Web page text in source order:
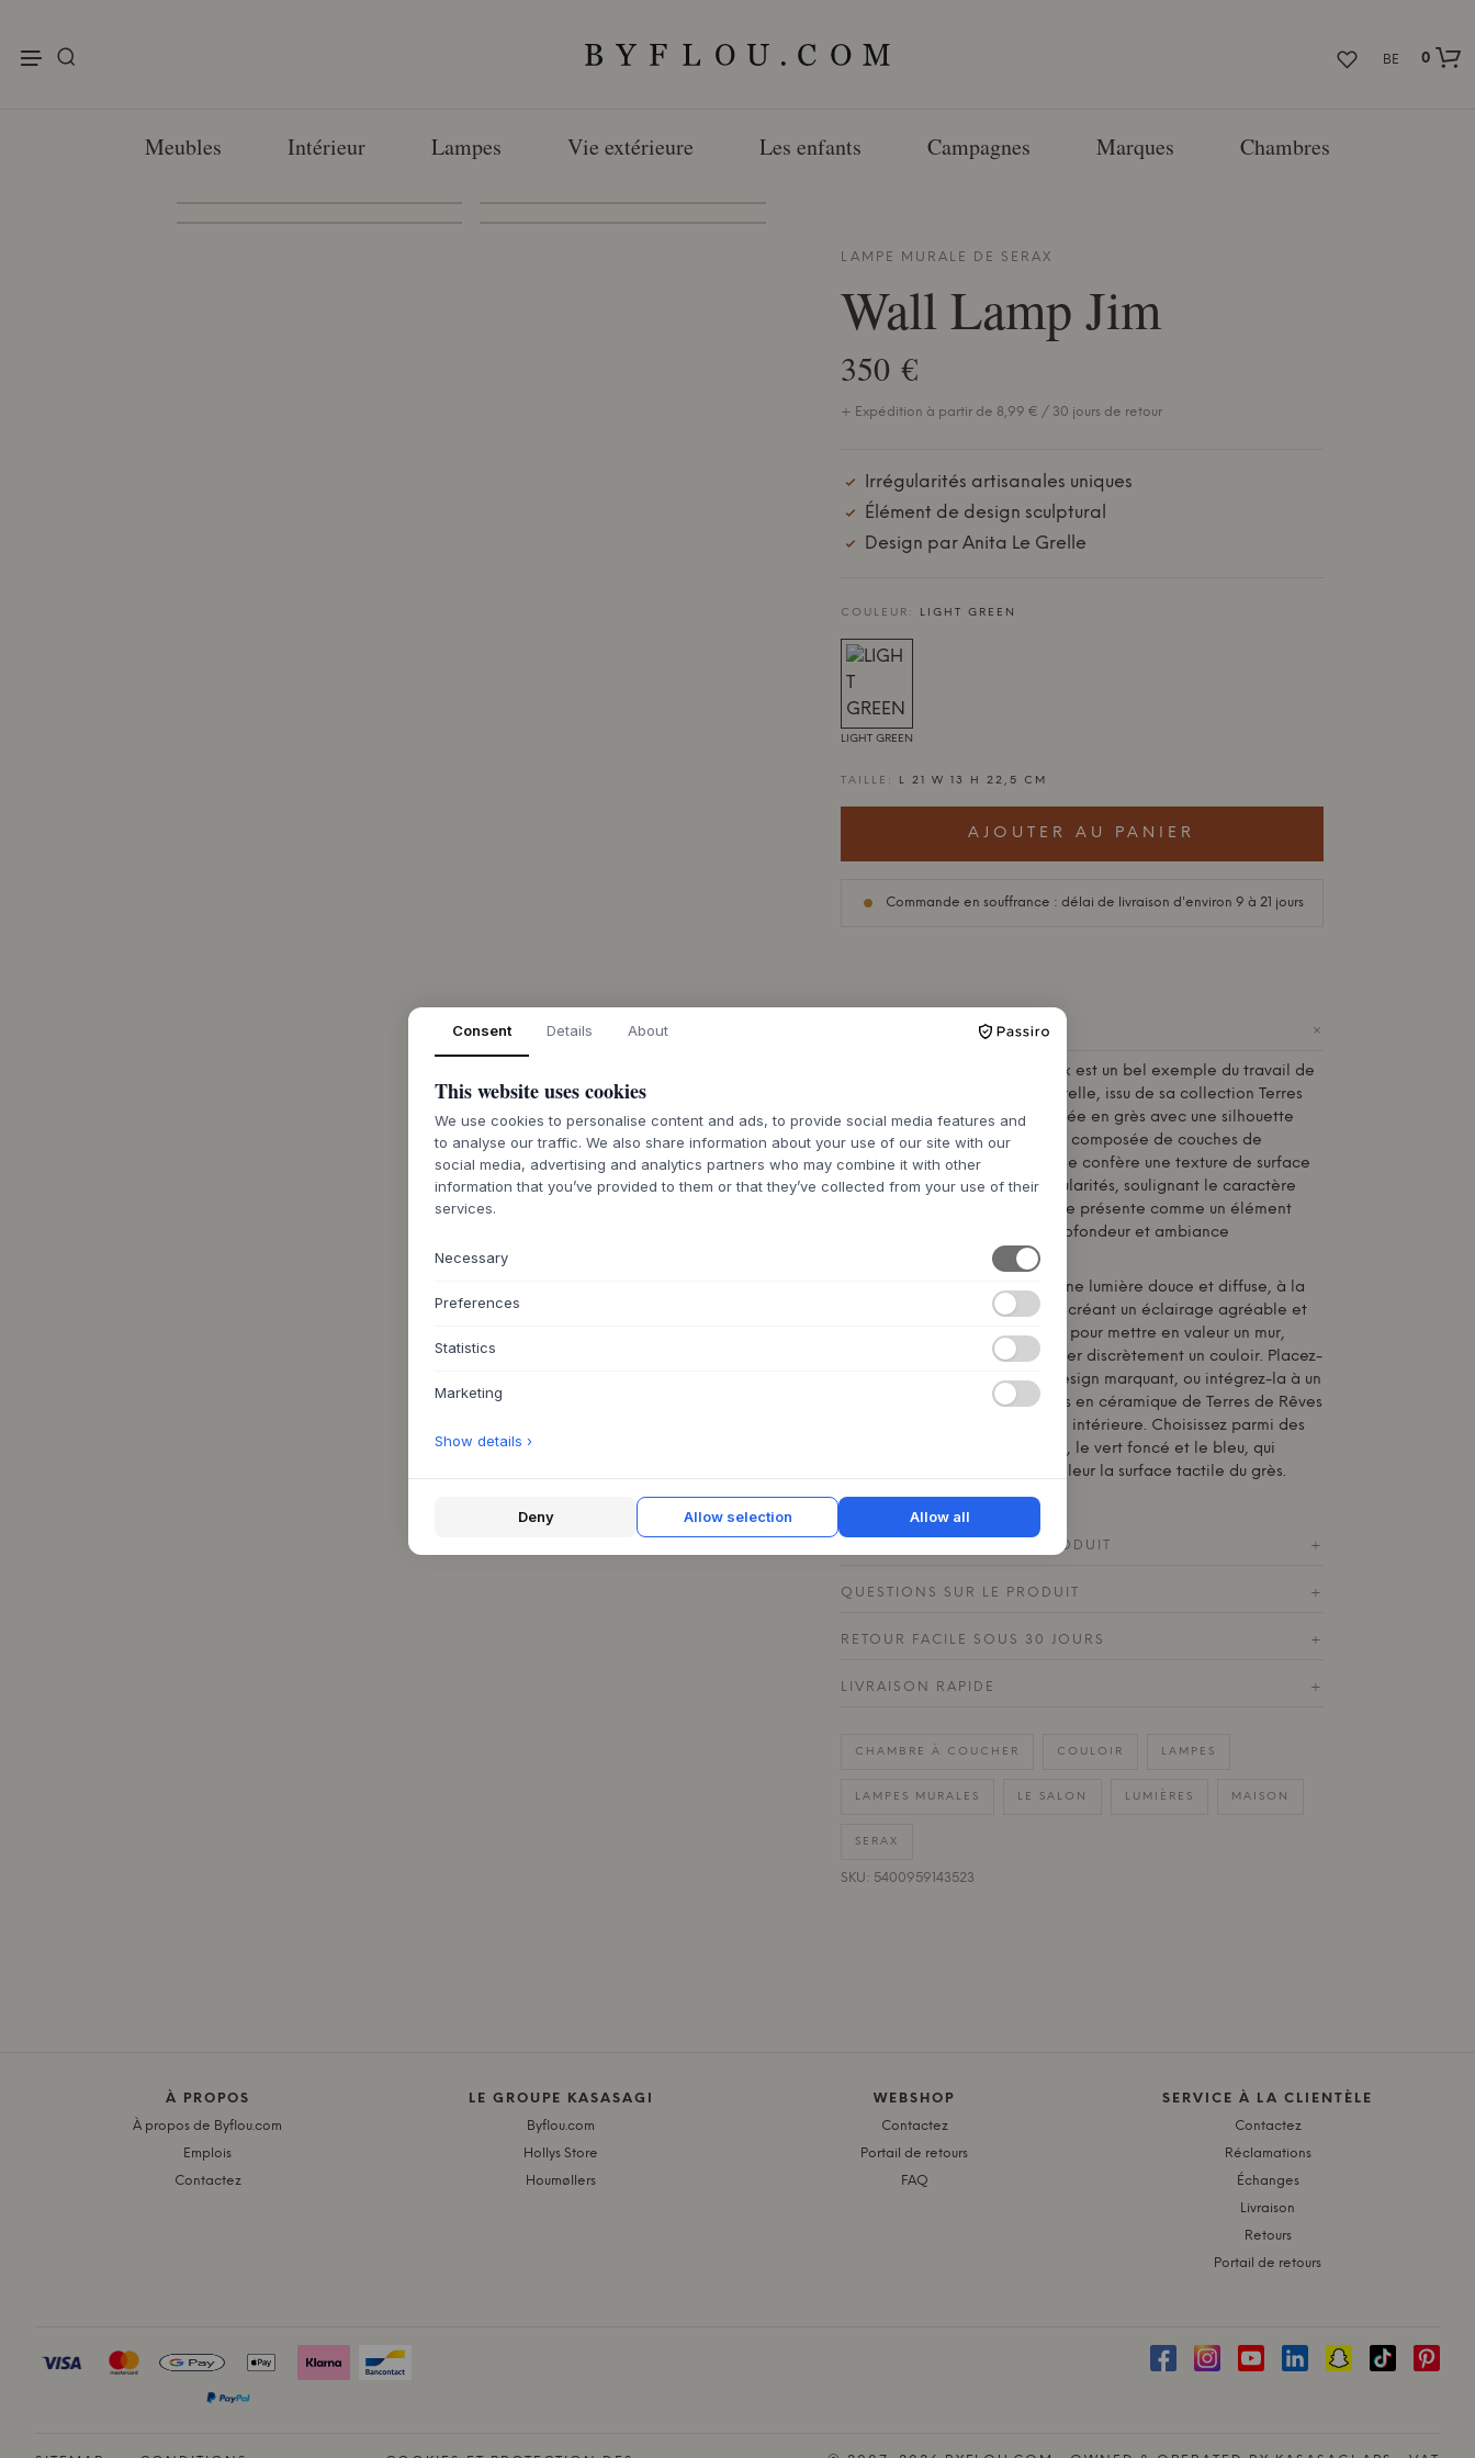
BE
0
Meubles Intérieur Lampes Vie extérieure Les enfants Campagnes Marques Chambres
LAMPE MURALE DE SERAX
Wall Lamp Jim
350 €
+ Expédition à partir de 8,99 € / 30 jours de retour
Irrégularités artisanales uniques
Élément de design sculptural
Design par Anita Le Grelle
COULEUR: LIGHT GREEN
LIGHT GREEN
TAILLE: L 21 W 13 H 22,5 CM
AJOUTER AU PANIER
Commande en souffrance : délai de livraison d'environ 9 à 21 jours
+
Serax est un bel exemple du travail de
la céramiste belge Anita Le Grelle, issu de sa collection Terres
de Rêves. La lampe est façonnée en grès avec une silhouette
cylindrique simple et arrondie, composée de couches de
céramique. La finition artisanale confère une texture de surface
discrète avec de petites irrégularités, soulignant le caractère
unique de chaque pièce. Elle se présente comme un élément
sculptural serein, apportant profondeur et ambiance
accueillante à la pièce.
L'applique murale Jim diffuse une lumière douce et diffuse, à la
fois vers le haut et vers le bas, créant un éclairage agréable et
atmosphérique. Elle est idéale pour mettre en valeur un mur,
créer un coin douillet ou éclairer discrètement un couloir. Placez-
la seule comme un objet de design marquant, ou intégrez-la à un
ensemble avec d'autres pièces en céramique de Terres de Rêves
pour parfaire votre décoration intérieure. Choisissez parmi des
couleurs telles que le vert clair, le vert foncé et le bleu, qui
mettent magnifiquement en valeur la surface tactile du grès.
CARACTÉRISTIQUES DU PRODUIT +
QUESTIONS SUR LE PRODUIT +
RETOUR FACILE SOUS 30 JOURS +
LIVRAISON RAPIDE +
CHAMBRE À COUCHER COULOIR LAMPES
LAMPES MURALES LE SALON LUMIÈRES MAISON
SERAX
SKU: 5400959143523
À PROPOS
À propos de Byflou.com
Emplois
Contactez
LE GROUPE KASASAGI
Byflou.com
Hollys Store
Houmøllers
WEBSHOP
Contactez
Portail de retours
FAQ
SERVICE À LA CLIENTÈLE
Contactez
Réclamations
Échanges
Livraison
Retours
Portail de retours
Consent Details About
This website uses cookies
We use cookies to personalise content and ads, to provide social media features and
to analyse our traffic. We also share information about your use of our site with our
social media, advertising and analytics partners who may combine it with other
information that you’ve provided to them or that they’ve collected from your use of their
services.
Necessary
Preferences
Statistics
Marketing
Show details ›
Deny Allow selection Allow all